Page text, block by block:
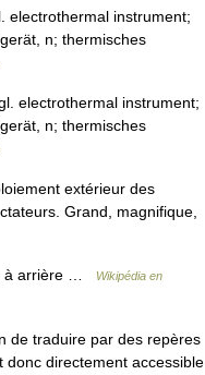
electrothermal instrument;
n; thermisches
electrothermal instrument;
n; thermisches
extérieur des
Grand, magnifique,
à arrière …
Wikipédia en
de traduire par des repères
donc directement accessible